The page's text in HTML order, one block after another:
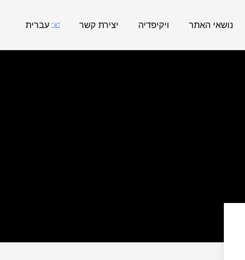
נושאי האתר ויקיפדיה יצירת קשר עברית